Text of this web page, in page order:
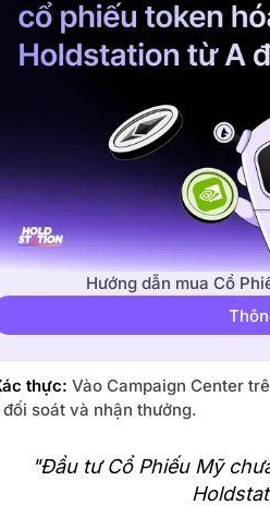
Hướng dẫn mua Cổ
thực: Vào Campaign Center
đối soát và nhận thưởng.
"Đầu tư Cổ Phiếu Mỹ